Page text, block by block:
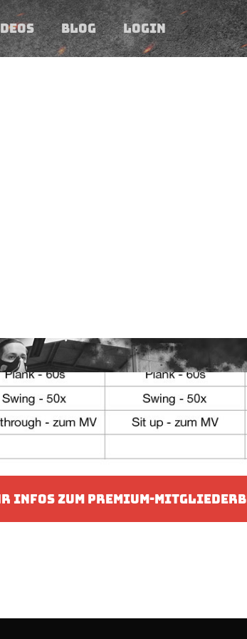
BLOG LOGIN
INFOS ZUM PREMIUM-